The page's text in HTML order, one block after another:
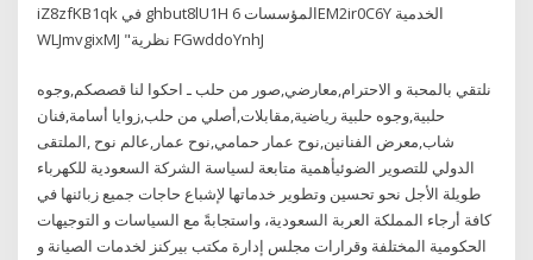
iZ8zfKB1qk في ghbut8lU1H المؤسسات 6EM2ir0C6Y الخدمية
WLJmvgixMJ "نظرية FGwddoYnhJ
نلتقي بالمحبة و الاحترام,معارضي,صور من حلب ـ احكوا لنا قصصكم,وجوه
حلبية,وجوه حلبية رياضية,مقابلات,أصلي من حلب,زوايا أسامة,فنان
شاب,معرض الفنانين,نوح عمار حمامي,نوح عمار,عالم نوح ,الملتقى
الدولي للتصوير الضوئيأهمية متابعة لسياسة الشركة السعودية للكهرباء
طويلة الأجل نحو تحسين وتطوير خدماتها لإشباع حاجات جميع زبائنها في
كافة أرجاء المملكة العربة السعودية، واستجابةً مع السياسات و التوجيهات
الحكومية المختلفة وقرارات مجلس إدارة ‏مكتب بيركنز لخدمات الصيانة و